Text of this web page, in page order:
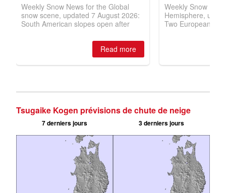
Tsugaike Kogen prévisions de chute de neige
7 derniers jours 3 derniers jours